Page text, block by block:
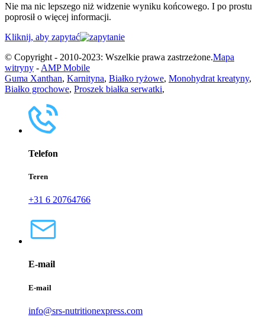
Nie ma nic lepszego niż widzenie wyniku końcowego. I po prostu
poprosił o więcej informacji.
Kliknij, aby zapytać
© Copyright - 2010-2023: Wszelkie prawa zastrzeżone.Mapa
witryny - AMP Mobile
Guma Xanthan, Karnityna, Białko ryżowe, Monohydrat kreatyny,
Białko grochowe, Proszek białka serwatki,
Telefon
Teren
+31 6 20764766
E-mail
E-mail
info@srs-nutritionexpress.com